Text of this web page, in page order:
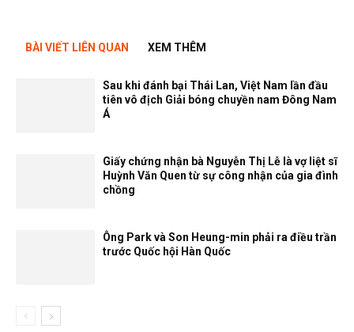
BÀI VIẾT LIÊN QUAN XEM THÊM
Sau khi đánh bại Thái Lan, Việt Nam lần đầu
tiên vô địch Giải bóng chuyền nam Đông Nam
Á
Giấy chứng nhận bà Nguyễn Thị Lễ là vợ liệt sĩ
Huỳnh Văn Quen từ sự công nhận của gia đình
chồng
Ông Park và Son Heung-min phải ra điều trần
trước Quốc hội Hàn Quốc